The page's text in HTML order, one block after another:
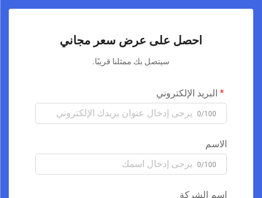
احصل على عرض سعر مجاني
سيتصل بك ممثلنا قريبًا.
البريد الإلكتروني
0/100
الاسم
0/100
اسم الشركة